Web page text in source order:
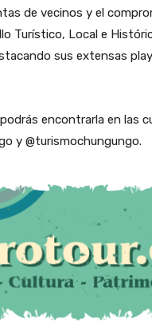
de vecinos y el
Turístico, Local e
sus extensas
encontrarla en las
y @turismochungungo.